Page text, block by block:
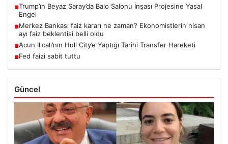
■Trump’ın Beyaz Saray’da Balo Salonu İnşası Projesine Yasal
Engel
■Merkez Bankası faiz kararı ne zaman? Ekonomistlerin nisan
ayı faiz beklentisi belli oldu
■Acun Ilıcalı’nın Hull City’e Yaptığı Tarihi Transfer Hareketi
■Fed faizi sabit tuttu
Güncel